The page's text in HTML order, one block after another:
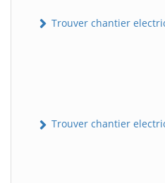
Trouver chantier
Trouver chantier